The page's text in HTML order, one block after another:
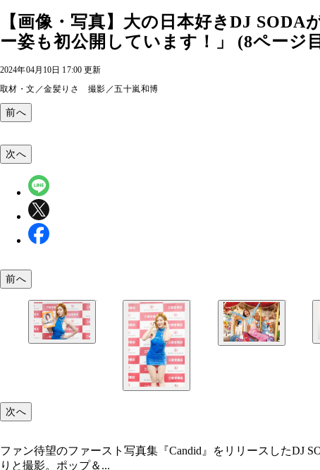
【画像・写真】大の日本好きDJ
ー姿も初公開しています！」 (8ページ
2024年04月10日 17:00 更新
取材・文／金髪りさ 撮影／五十嵐和博
前へ
次へ
前へ
次へ
ファン待望のファースト写真集『Candid』をリリースしたDJ
りと撮影。ポップ＆...